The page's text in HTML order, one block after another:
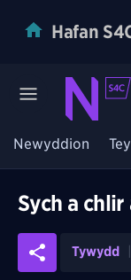
Hafan
Newyddion
Sych a
Tywydd